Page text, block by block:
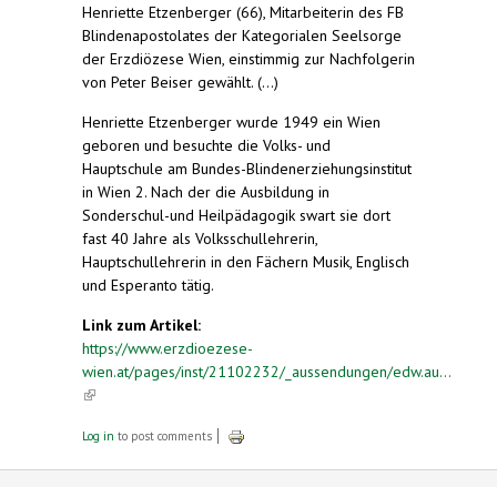
Henriette Etzenberger (66), Mitarbeiterin des FB
Blindenapostolates der Kategorialen Seelsorge
der Erzdiözese Wien, einstimmig zur Nachfolgerin
von Peter Beiser gewählt. (...)
Henriette Etzenberger wurde 1949 ein Wien
geboren und besuchte die Volks- und
Hauptschule am Bundes-Blindenerziehungsinstitut
in Wien 2. Nach der die Ausbildung in
Sonderschul-und Heilpädagogik swart sie dort
fast 40 Jahre als Volksschullehrerin,
Hauptschullehrerin in den Fächern Musik, Englisch
und Esperanto tätig.
Link zum Artikel:
https://www.erzdioezese-
wien.at/pages/inst/21102232/_aussendungen/edw.au...
(link is external)
Log in to post comments